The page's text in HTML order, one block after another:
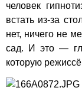
человек
встать из-за
нет, ничего не
сад. И это —
которую